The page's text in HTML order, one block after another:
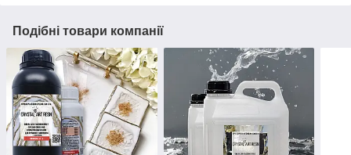
Подібні товари компанії